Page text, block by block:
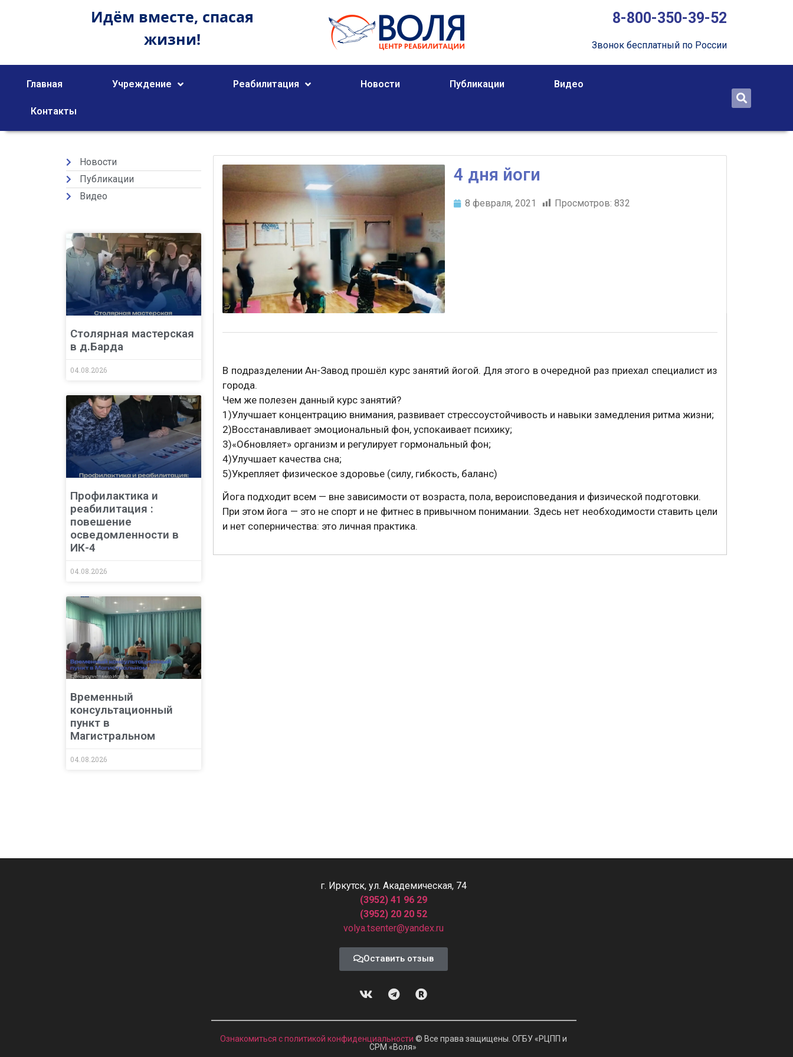
Идём вместе, спасая
жизни!
8-800-350-39-52
Звонок бесплатный по России
Главная Учреждение Реабилитация Новости Публикации Видео
Контакты
Новости
Публикации
Видео
Столярная мастерская
в д.Барда
04.08.2026
Профилактика и
реабилитация :
повешение
осведомленности в
ИК-4
04.08.2026
Временный
консультационный
пункт в
Магистральном
04.08.2026
4 дня йоги
8 февраля, 2021 Просмотров: 832
В подразделении Ан-Завод прошёл курс занятий йогой. Для этого в очередной раз приехал специалист из
города.
Чем же полезен данный курс занятий?
1)Улучшает концентрацию внимания, развивает стрессоустойчивость и навыки замедления ритма жизни;
2)Восстанавливает эмоциональный фон, успокаивает психику;
3)«Обновляет» организм и регулирует гормональный фон;
4)Улучшает качества сна;
5)Укрепляет физическое здоровье (силу, гибкость, баланс)
Йога подходит всем — вне зависимости от возраста, пола, вероисповедания и физической подготовки.
При этом йога — это не спорт и не фитнес в привычном понимании. Здесь нет необходимости ставить цели
и нет соперничества: это личная практика.
г. Иркутск, ул. Академическая, 74
(3952) 41 96 29
(3952) 20 20 52
volya.tsenter@yandex.ru
Оставить отзыв
Ознакомиться с политикой конфиденциальности© Все права защищены. ОГБУ «РЦПП и
СРМ «Воля»